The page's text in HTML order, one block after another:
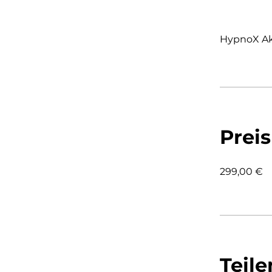
HypnoX
Preis
299,00 €